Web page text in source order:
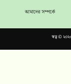
আমাদের সম্পর্কে
স্বত্ব ©